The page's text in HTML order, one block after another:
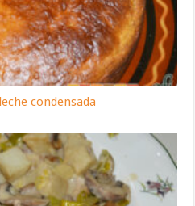
condensada